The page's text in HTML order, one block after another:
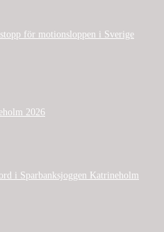
för motionsloppen i Sverige
2026
i Sparbanksjoggen Katrineholm